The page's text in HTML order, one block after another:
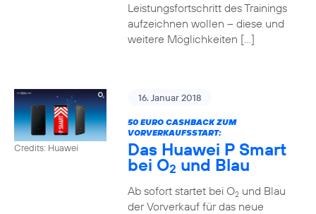
Leistungsfortschritt des Trainings
aufzeichnen wollen – diese und
weitere Möglichkeiten […]
Credits: Huawei
16. Januar 2018
50 EURO CASHBACK ZUM
VORVERKAUFSSTART:
Das Huawei P Smart
bei O2 und Blau
Ab sofort startet bei O2und Blau
der Vorverkauf für das neue